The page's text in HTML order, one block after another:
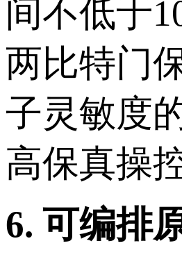
间不低于
两比特门
子灵敏度
高保真操
6. 可编排